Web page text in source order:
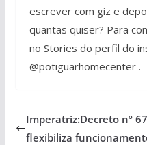
escrever com giz e
quantas quiser? Para
no Stories do perfil do
@potiguarhomecenter .
Imperatriz:Decreto nº
flexibiliza